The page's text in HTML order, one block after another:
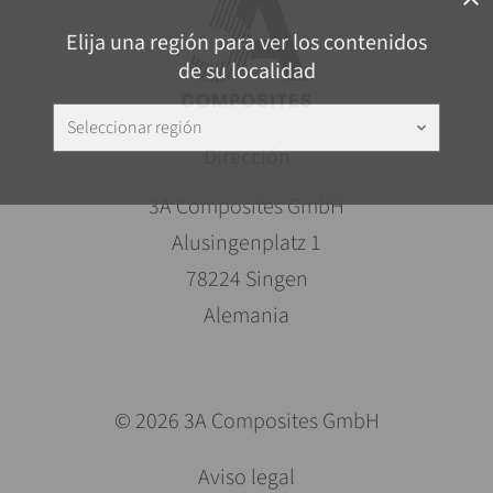
Elija una región para ver los contenidos
de su localidad
Seleccionar región keyboard_arrow_down
Dirección
3A Composites GmbH
Alusingenplatz 1
78224 Singen
Alemania
© 2026 3A Composites GmbH
Aviso legal